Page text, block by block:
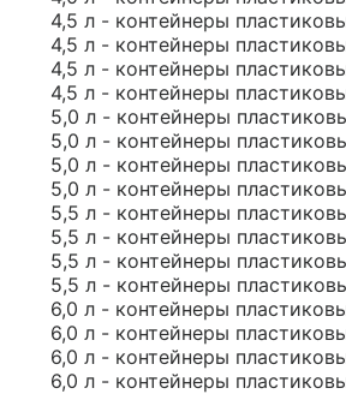
4,5 л - контейнеры
4,5 л - контейнеры
4,5 л - контейнеры
4,5 л - контейнеры
5,0 л - контейнеры
5,0 л - контейнеры
5,0 л - контейнеры
5,0 л - контейнеры
5,5 л - контейнеры
5,5 л - контейнеры
5,5 л - контейнеры
5,5 л - контейнеры
6,0 л - контейнеры
6,0 л - контейнеры
6,0 л - контейнеры
6,0 л - контейнеры